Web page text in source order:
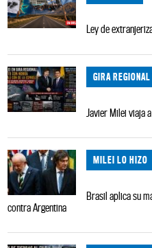
Ley de
GIRA
Javier Milei viaja
MILEI LO HIZO
Brasil aplica su
contra Argentina